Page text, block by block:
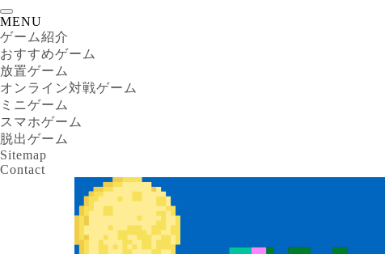
MENU
ゲーム紹介
おすすめゲーム
放置ゲーム
オンライン対戦ゲーム
ミニゲーム
スマホゲーム
脱出ゲーム
Sitemap
Contact